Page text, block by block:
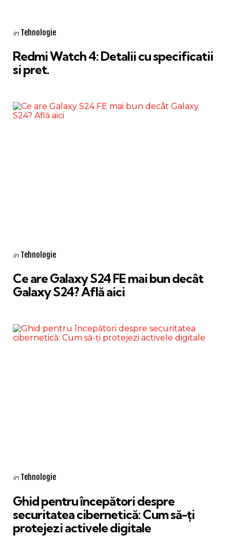
Categories
Posted
in Tehnologie
Redmi Watch 4: Detalii cu specificatii
si pret.
Categories
Posted
in Tehnologie
Ce are Galaxy S24 FE mai bun decât
Galaxy S24? Află aici
Categories
Posted
in Tehnologie
Ghid pentru începători despre
securitatea cibernetică: Cum să-ți
protejezi activele digitale